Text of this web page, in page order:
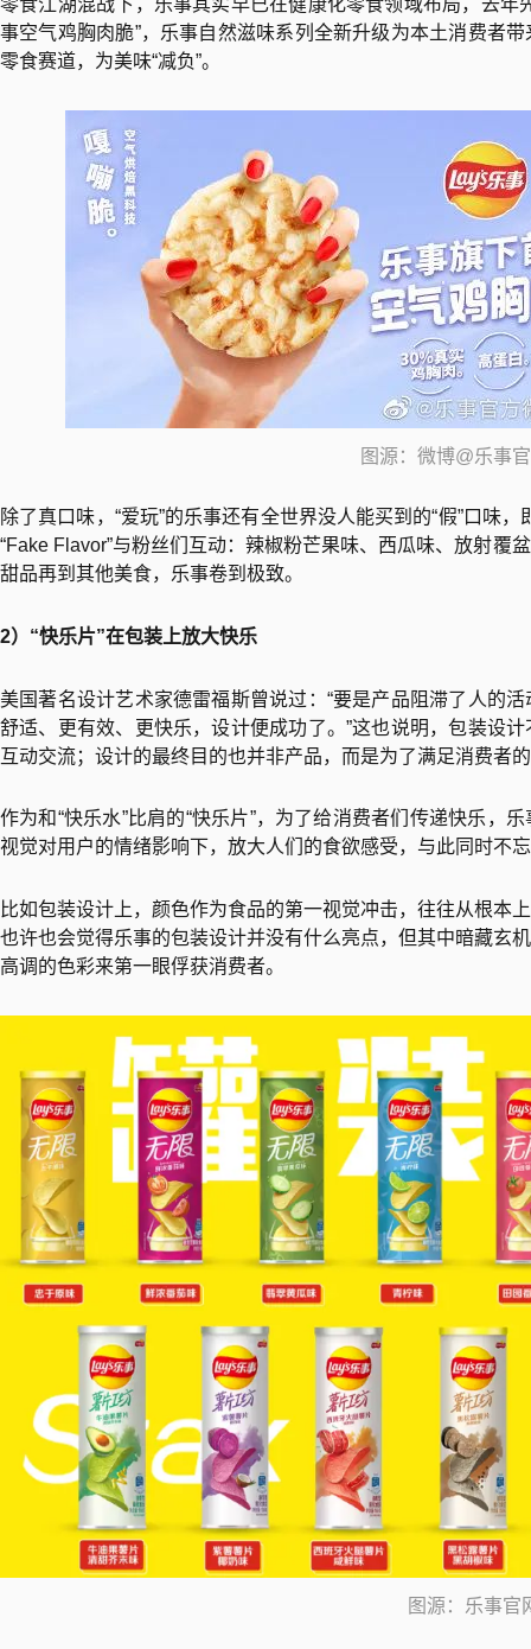
零食江湖混战下，乐事其实早已在健康化零食领域布局，去年
事空气鸡胸肉脆”，乐事自然滋味系列全新升级为本土消费者
零食赛道，为美味“减负”。
图源：微博@乐事
除了真口味，“爱玩”的乐事还有全世界没人能买到的“假”口味
“Fake Flavor”与粉丝们互动：辣椒粉芒果味、西瓜味、放射
甜品再到其他美食，乐事卷到极致。
2）“快乐片”在包装上放大快乐
美国著名设计艺术家德雷福斯曾说过：“要是产品阻滞了人的
舒适、更有效、更快乐，设计便成功了。”这也说明，包装设
互动交流；设计的最终目的也并非产品，而是为了满足消费者
作为和“快乐水”比肩的“快乐片”，为了给消费者们传递快乐，
视觉对用户的情绪影响下，放大人们的食欲感受，与此同时不
比如包装设计上，颜色作为食品的第一视觉冲击，往往从根本
也许也会觉得乐事的包装设计并没有什么亮点，但其中暗藏玄
高调的色彩来第一眼俘获消费者。
图源：乐事官